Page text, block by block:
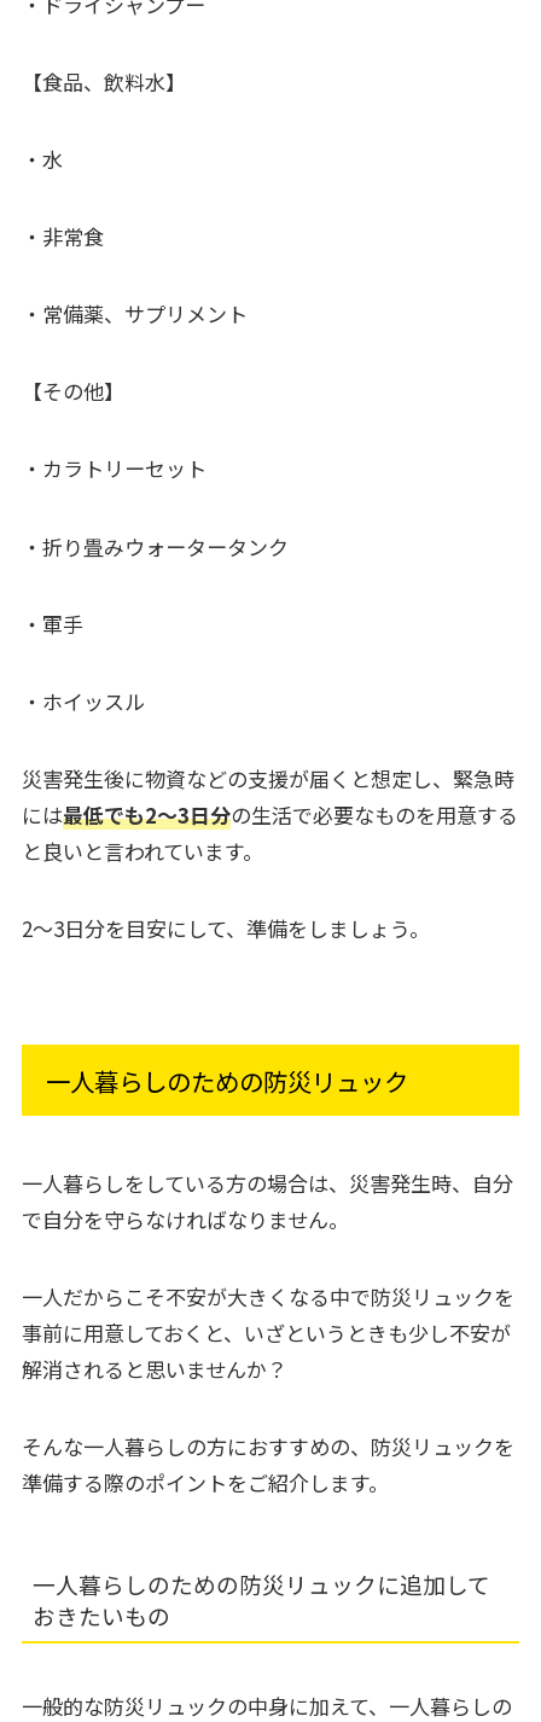
【食品、飲料水】
・水
・非常食
・常備薬、サプリメント
【その他】
・カラトリーセット
・折り畳みウォータータンク
・軍手
・ホイッスル
災害発生後に物資などの支援が届くと想定し、緊急時
には最低でも2〜3日分の生活で必要なものを用意する
と良いと言われています。
2〜3日分を目安にして、準備をしましょう。
一人暮らしのための防災リュック
一人暮らしをしている方の場合は、災害発生時、自分
で自分を守らなければなりません。
一人だからこそ不安が大きくなる中で防災リュックを
事前に用意しておくと、いざというときも少し不安が
解消されると思いませんか？
そんな一人暮らしの方におすすめの、防災リュックを
準備する際のポイントをご紹介します。
一人暮らしのための防災リュックに追加して
おきたいもの
一般的な防災リュックの中身に加えて、一人暮らしの